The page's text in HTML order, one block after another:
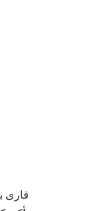
قاری